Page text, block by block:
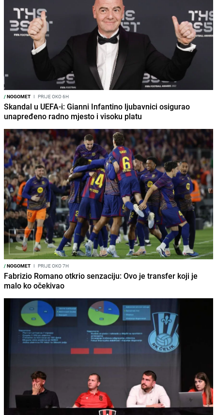
/NOGOMET I PRIJE OKO 6H
Skandal u UEFA-i: Gianni Infantino ljubavnici osigurao
unapređeno radno mjesto i visoku platu
/NOGOMET I PRIJE OKO 7H
Fabrizio Romano otkrio senzaciju: Ovo je transfer koji je
malo ko očekivao